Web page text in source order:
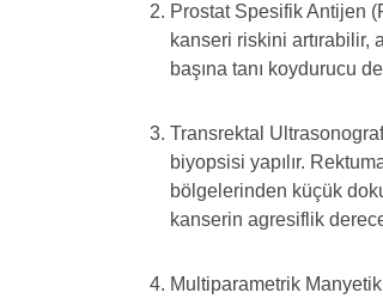
Prostat Spesifik Antijen
kanseri riskini
başına tanı koydurucu
Transrektal
biyopsisi yapılır.
bölgelerinden küçük
kanserin agresiflik
Multiparametrik